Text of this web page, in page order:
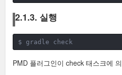
2.1.3. 실행
$ gradle check
PMD 플러그인이 check 태스크에